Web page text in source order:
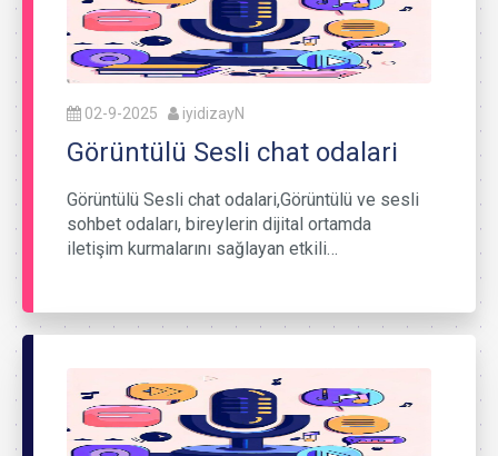
02-9-2025 iyidizayN
Görüntülü Sesli chat odalari
Görüntülü Sesli chat odalari,Görüntülü ve sesli
sohbet odaları, bireylerin dijital ortamda
iletişim kurmalarını sağlayan etkili…